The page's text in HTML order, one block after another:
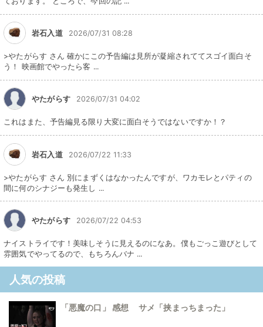
岩石入道 2026/07/31 08:28
>やたがらす さん 確かにこの予告編は見所が凝縮されててスゴイ面白そ
う！ 映画館でやったら客 ...
やたがらす 2026/07/31 04:02
これはまた、予告編見る限り大変に面白そうではないですか！？
岩石入道 2026/07/22 11:33
>やたがらす さん 別にまずくはなかったんですが、ワカモレとパティの
間に何のシナジーも発生し ...
やたがらす 2026/07/22 04:53
ナイストライです！美味しそうに見えるのになあ。僕もごっこ遊びとして
雰囲気でやってるので、もちろんバナ ...
人気の投稿
「悪魔の口」 感想 サメ「挟まっちまった」